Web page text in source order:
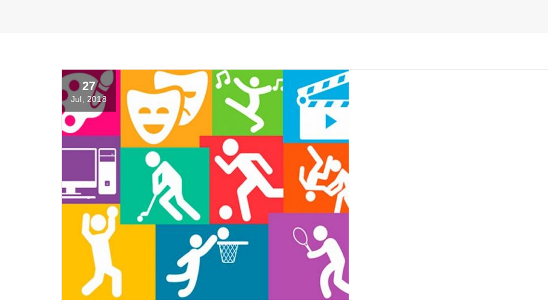
27
Jul, 2018